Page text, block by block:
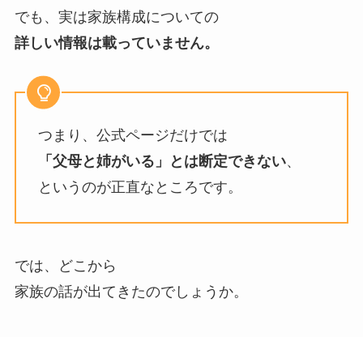
でも、実は家族構成についての
詳しい情報は載っていません。
つまり、公式ページだけでは
「父母と姉がいる」とは断定できない、
というのが正直なところです。
では、どこから
家族の話が出てきたのでしょうか。